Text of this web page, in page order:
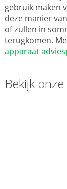
gebruik maken
deze manier
of zullen in
terugkomen.
apparaat
Bekijk